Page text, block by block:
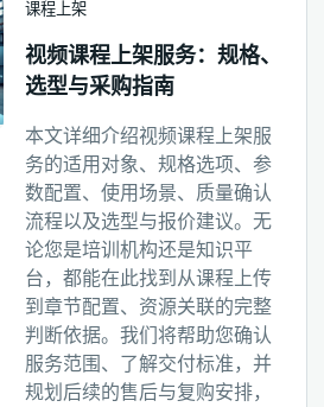
课程上架
视频课程上架服务：规格、
选型与采购指南
本文详细介绍视频课程上架服
务的适用对象、规格选项、参
数配置、使用场景、质量确认
流程以及选型与报价建议。无
论您是培训机构还是知识平
台，都能在此找到从课程上传
到章节配置、资源关联的完整
判断依据。我们将帮助您确认
服务范围、了解交付标准，并
规划后续的售后与复购安排，